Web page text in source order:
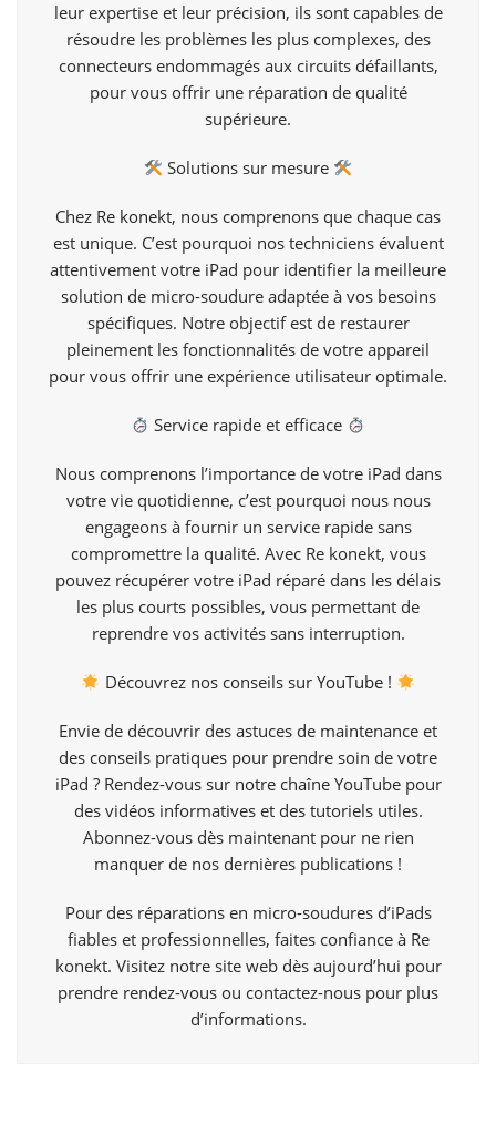
leur expertise et leur précision, ils sont capables de
résoudre les problèmes les plus complexes, des
connecteurs endommagés aux circuits défaillants,
pour vous offrir une réparation de qualité
supérieure.
Solutions sur mesure
Chez Re konekt, nous comprenons que chaque cas
est unique. C’est pourquoi nos techniciens évaluent
attentivement votre iPad pour identifier la meilleure
solution de micro-soudure adaptée à vos besoins
spécifiques. Notre objectif est de restaurer
pleinement les fonctionnalités de votre appareil
pour vous offrir une expérience utilisateur optimale.
Service rapide et efficace
Nous comprenons l’importance de votre iPad dans
votre vie quotidienne, c’est pourquoi nous nous
engageons à fournir un service rapide sans
compromettre la qualité. Avec Re konekt, vous
pouvez récupérer votre iPad réparé dans les délais
les plus courts possibles, vous permettant de
reprendre vos activités sans interruption.
Découvrez nos conseils surYouTube !
Envie de découvrir des astuces de maintenance et
des conseils pratiques pour prendre soin de votre
iPad ? Rendez-vous sur notre chaîne YouTube pour
des vidéos informatives et des tutoriels utiles.
Abonnez-vous dès maintenant pour ne rien
manquer de nos dernières publications !
Pour des réparations en micro-soudures d’iPads
fiables et professionnelles, faites confiance à Re
konekt. Visitez notre site web dès aujourd’hui pour
prendre rendez-vous ou contactez-nous pour plus
d’informations.